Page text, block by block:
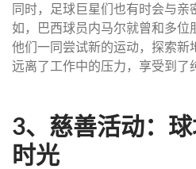
同时，足球巨星们也有时会与亲
如，巴西球员内马尔就曾和多位
他们一同尝试新的运动，探索新
远离了工作中的压力，享受到了
3、慈善活动：
时光